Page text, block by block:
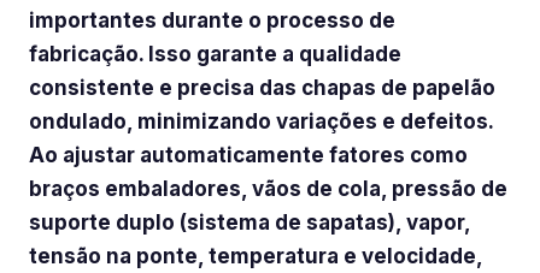
importantes durante o processo de
fabricação. Isso garante a qualidade
consistente e precisa das chapas de papelão
ondulado, minimizando variações e defeitos.
Ao ajustar automaticamente fatores como
braços embaladores, vãos de cola, pressão de
suporte duplo (sistema de sapatas), vapor,
tensão na ponte, temperatura e velocidade,